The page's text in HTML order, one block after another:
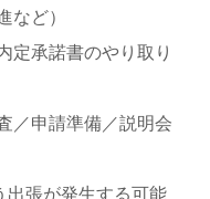
ど）
定承諾書のやり取り
／申請準備／説明会
出張が発生する可能